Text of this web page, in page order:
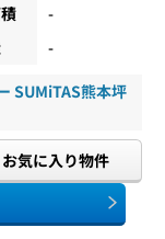
-
-
SUMiTAS熊本坪
お気に入り物件